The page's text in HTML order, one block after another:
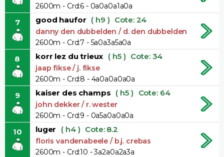
2600m - Crd:6 - 0a0a0a1a0a
7 good haufor ( h9 ) Cote: 24
danny den dubbelden / d. den dubbelden
2600m - Crd:7 - 5a0a3a5a0a
8 korr lez du trieux ( h5 ) Cote: 34
jaap fikse / j. fikse
2600m - Crd:8 - 4a0a0a0a0a
9 kaiser des champs ( h5 ) Cote: 64
john dekker / r. wester
2600m - Crd:9 - 0a5a0a0a0a
10 luger ( h4 ) Cote: 8.2
floris vandenabeele / b.j. crebas
2600m - Crd:10 - 3a2a0a2a3a